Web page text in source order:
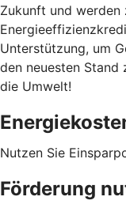
Zukunft und
Unterstützung, um
den neuesten Stand
die Umwelt!
Nutzen Sie
Förderung